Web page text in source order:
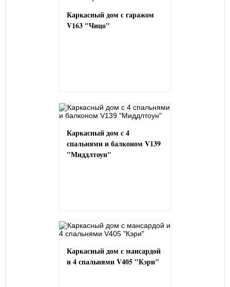
Каркасный дом с гаражом
V163 "Чицо"
Каркасный дом с 4
спальнями и балконом V139
"Миддлтоун"
Каркасный дом с мансардой
и 4 спальнями V405 "Кэри"